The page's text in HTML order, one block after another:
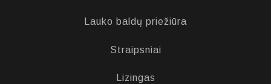
Lauko baldų priežiūra
Straipsniai
Lizingas